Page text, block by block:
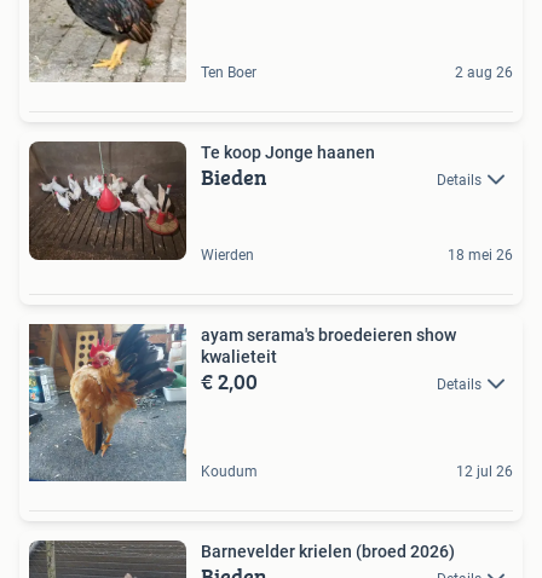
Ten Boer 2 aug 26
Te koop Jonge haanen
Bieden Details
Wierden 18 mei 26
ayam serama's broedeieren show
kwalieteit
€ 2,00 Details
Koudum 12 jul 26
Barnevelder krielen (broed 2026)